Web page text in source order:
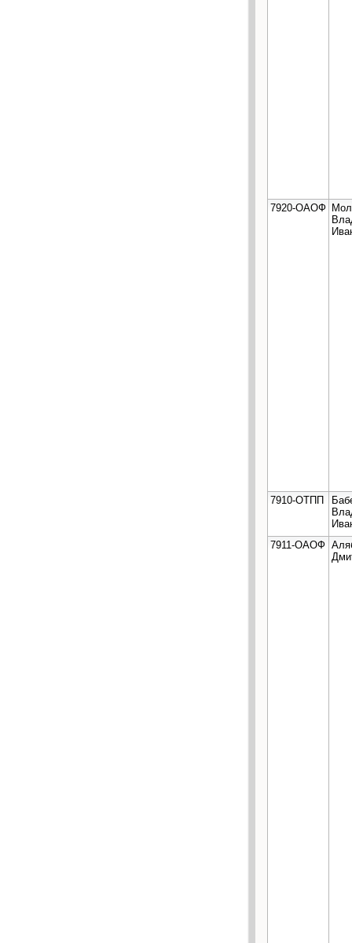
7920-ОАОФ
7910-ОТПП
7911-ОАОФ